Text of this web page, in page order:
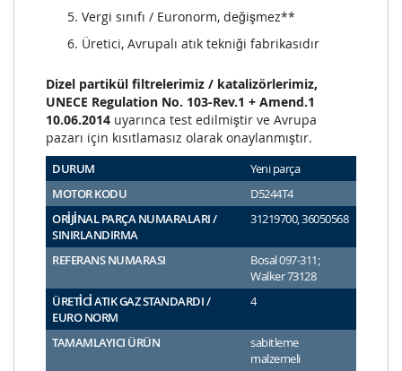
Vergi sınıfı / Euronorm, değişmez**
Üretici, Avrupalı atık tekniği fabrikasıdır
Dizel partikül filtrelerimiz / katalizörlerimiz,
UNECE Regulation No. 103-Rev.1 + Amend.1
10.06.2014 uyarınca test edilmiştir ve Avrupa
pazarı için kısıtlamasız olarak onaylanmıştır.
DURUM
Yeni parça
MOTOR KODU
D5244T4
ORİJİNAL PARÇA NUMARALARI /
SINIRLANDIRMA
31219700, 36050568
REFERANS NUMARASI
Bosal 097-311;
Walker 73128
ÜRETİCİ ATIK GAZ STANDARDI /
EURO NORM
4
TAMAMLAYICI ÜRÜN
sabitleme
malzemeli